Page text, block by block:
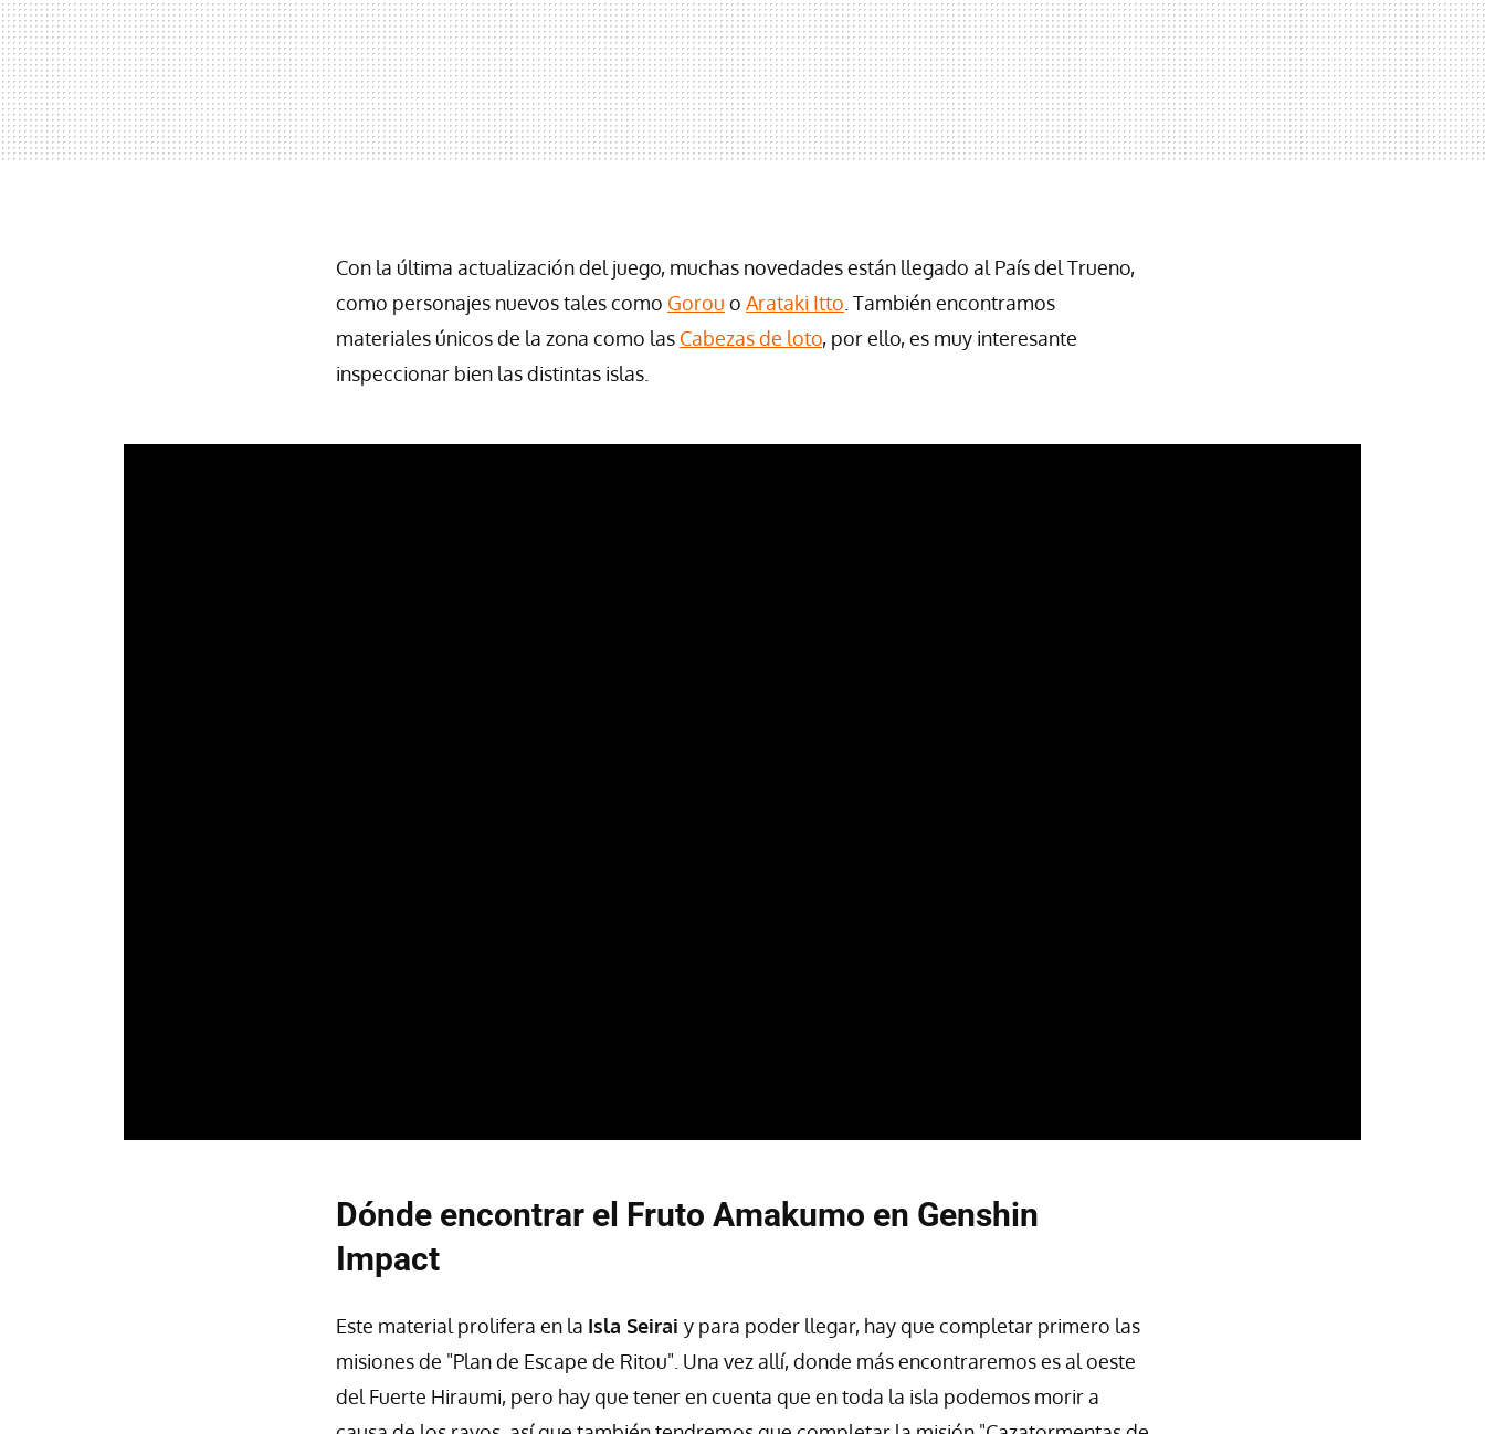
Con la última actualización del juego, muchas novedades están llegado al País del Trueno,
como personajes nuevos tales como Gorou o Arataki Itto . También encontramos
materiales únicos de la zona como las Cabezas de loto, por ello, es muy interesante
inspeccionar bien las distintas islas.
Dónde encontrar el Fruto Amakumo en Genshin
Impact
Este material prolifera en la Isla Seirai y para poder llegar, hay que completar primero las
misiones de "Plan de Escape de Ritou". Una vez allí, donde más encontraremos es al oeste
del Fuerte Hiraumi, pero hay que tener en cuenta que en toda la isla podemos morir a